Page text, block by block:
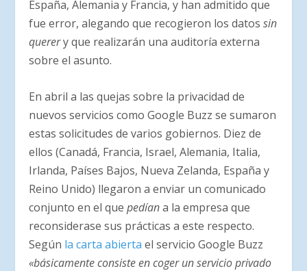
España, Alemania y Francia, y han admitido que
fue error, alegando que recogieron los datossin
querery que realizarán una auditoría externa
sobre el asunto.
En abril a las quejas sobre la privacidad de
nuevos servicios como Google Buzz se sumaron
estas solicitudes de varios gobiernos. Diez de
ellos (Canadá, Francia, Israel, Alemania, Italia,
Irlanda, Países Bajos, Nueva Zelanda, España y
Reino Unido) llegaron a enviar un comunicado
conjunto en el quepedíana la empresa que
reconsiderase sus prácticas a este respecto.
Según la carta abierta el servicio Google Buzz
«básicamente consiste en coger un servicio privado